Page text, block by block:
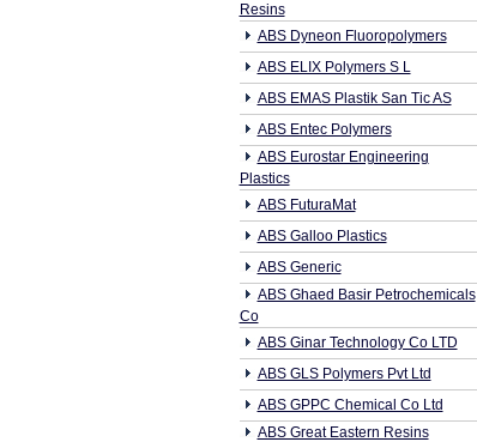
Resins
ABS Dyneon Fluoropolymers
ABS ELIX Polymers S L
ABS EMAS Plastik San Tic AS
ABS Entec Polymers
ABS Eurostar Engineering
Plastics
ABS FuturaMat
ABS Galloo Plastics
ABS Generic
ABS Ghaed Basir Petrochemicals
Co
ABS Ginar Technology Co LTD
ABS GLS Polymers Pvt Ltd
ABS GPPC Chemical Co Ltd
ABS Great Eastern Resins